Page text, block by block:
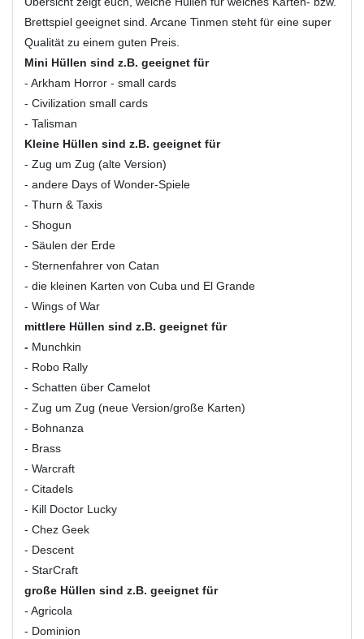
Brettspiel geeignet sind. Arcane Tinmen steht für eine super
Qualität zu einem guten Preis.
Mini Hüllen sind z.B. geeignet für
- Arkham Horror - small cards
- Civilization small cards
- Talisman
Kleine Hüllen sind z.B. geeignet für
- Zug um Zug (alte Version)
- andere Days of Wonder-Spiele
- Thurn & Taxis
- Shogun
- Säulen der Erde
- Sternenfahrer von Catan
- die kleinen Karten von Cuba und El Grande
- Wings of War
mittlere Hüllen sind z.B. geeignet für
- Munchkin
- Robo Rally
- Schatten über Camelot
- Zug um Zug (neue Version/große Karten)
- Bohnanza
- Brass
- Warcraft
- Citadels
- Kill Doctor Lucky
- Chez Geek
- Descent
- StarCraft
große Hüllen sind z.B. geeignet für
- Agricola
- Dominion